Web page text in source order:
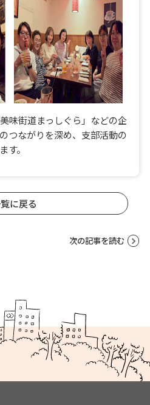
味街道まっしぐら」などの企
つながりを深め、支部活動の
す。
に戻る
次の記事を読む